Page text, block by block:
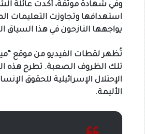
وفي شهادة موثقة، أكدت عائلة
استهدافها وتجاوزت التعليمات
يواجهها النازحون في هذا
تُظهر لقطات الفيديو من موقع
تلك الظروف الصعبة. تطرح هذه
الإحتلال الإسرائيلية للحقوق
الأليمة.